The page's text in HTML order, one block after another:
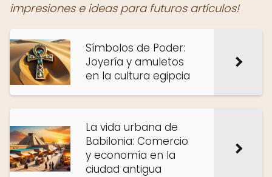
impresiones e ideas para futuros artículos!
Símbolos de Poder:
Joyería y amuletos
en la cultura egipcia
La vida urbana de
Babilonia: Comercio
y economía en la
ciudad antigua